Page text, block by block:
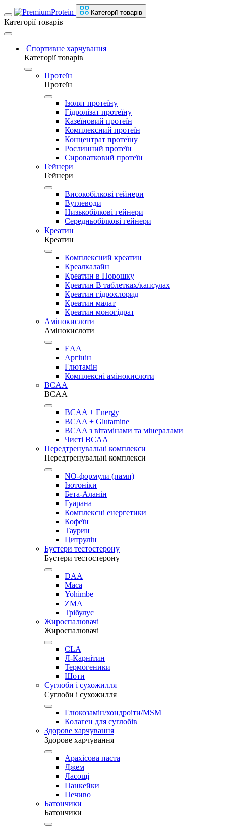
Категорії товарів
Категорії товарів
Спортивне харчування
Категорії товарів
Протеїн
Протеїн
Ізолят протеїну
Гідролізат протеїну
Казеїновий протеїн
Комплексний протеїн
Концентрат протеїну
Рослинний протеїн
Сироватковий протеїн
Гейнери
Гейнери
Високобілкові гейнери
Вуглеводи
Низькобілкові гейнери
Середньобілкові гейнери
Креатин
Креатин
Комплексний креатин
Креалкалайн
Креатин в Порошку
Креатин В таблетках/капсулах
Креатин гідрохлорид
Креатин малат
Креатин моногідрат
Амінокислоти
Амінокислоти
EAA
Аргінін
Глютамін
Комплексні амінокислоти
BCAA
BCAA
BCAA + Energy
BCAA + Glutamine
BCAA з вітамінами та мінералами
Чисті BCAA
Передтренувальні комплекси
Передтренувальні комплекси
NO-формули (памп)
Ізотоніки
Бета-Аланін
Гуарана
Комплексні енергетики
Кофеїн
Таурин
Цитрулін
Бустери тестостерону
Бустери тестостерону
DAA
Maca
Yohimbe
ZMA
Трібулус
Жироспалювачі
Жироспалювачі
CLA
Л-Карнітин
Термогеники
Шоти
Суглоби і сухожилля
Суглоби і сухожилля
Глюкозамін/хондроіти/MSM
Колаген для суглобів
Здорове харчування
Здорове харчування
Арахісова паста
Джем
Ласощі
Панкейки
Печиво
Батончики
Батончики